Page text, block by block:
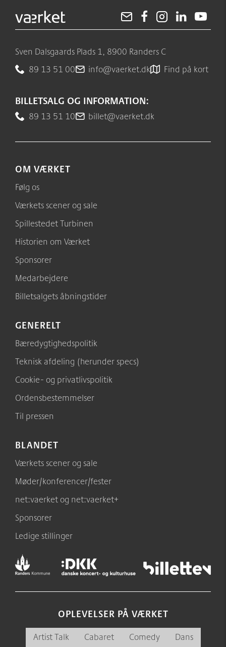
Sven Dalsgaards Plads 1, 8900 Randers C
89 13 51 00
info@vaerket.dk Find på kort
BILLETSALG OG INFORMATION:
89 13 51 10 billet@vaerket.dk
OM VÆRKET
Følg os
Værkets scener og sale
Spillestedet Turbinen
Historien om Værket
Sponsorer
Medarbejdere
Billetsalgets åbningstider
GENERELT
Bæredygtighedspolitik
Teknisk afdeling (herunder specs)
Cookie- og privatlivspolitik
Ordensbestemmelser
Til pressen
BLANDET
Værkets scener og sale
Møder/konferencer/fester
net:vaerket og net:vaerket+
Sponsorer
Ledige stillinger
OPLEVELSER PÅ VÆRKET
Artist Talk Cabaret Comedy Dans